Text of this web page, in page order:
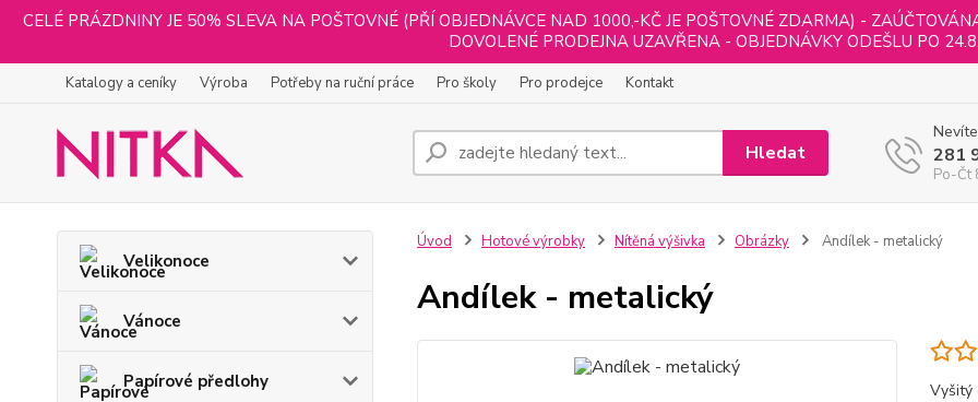
CELÉ PRÁZDNINY JE 50% SLEVA NA POŠTOVNÉ (PŘÍ OBJEDNÁVCE NAD 1000,-KČ JE POŠTOVNÉ ZDARMA) -
DOVOLENÉ PRODEJNA UZAVŘENA - OBJEDNÁVKY ODEŠLU PO
Katalogy a ceníky Výroba Potřeby na ruční práce Pro školy Pro prodejce Kontakt
Hledat 281
Po-Čt
Velikonoce
Vánoce
Papírové předlohy
Úvod Hotové výrobky Nítěná výšivka Obrázky Andílek - metalický
Andílek - metalický
Vyšitý